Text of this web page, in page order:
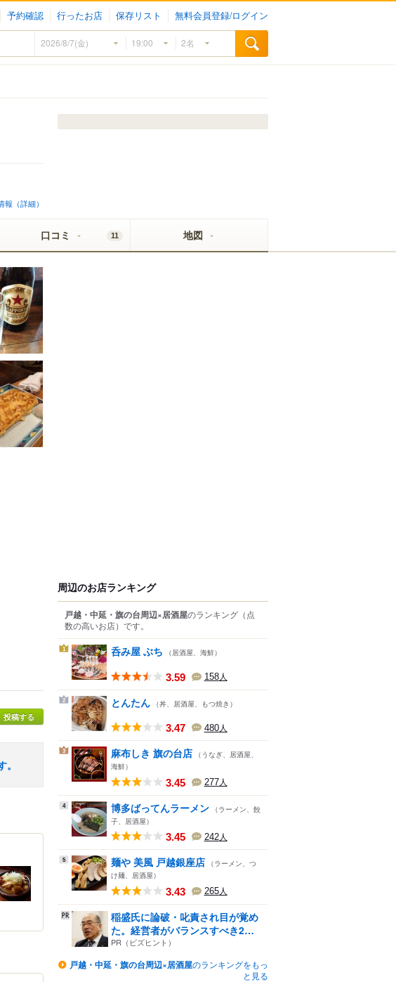
予約確認 行ったお店 保存リスト 無料会員登録/ログイン
報（詳細）
口コミ 11 地図
投稿する
周辺のお店ランキング
戸越・中延・旗の台周辺×居酒屋のランキング （点
数の高いお店） です。
1 呑み屋 ぶち （居酒屋、海鮮）
3.59 158人
2 とんたん （丼、居酒屋、もつ焼き）
3.47 480人
3 麻布しき 旗の台店 （うなぎ、居酒屋、
海鮮）
3.45 277人
4 博多ばってんラーメン （ラーメン、餃
子、居酒屋）
3.45 242人
5 麺や 美風 戸越銀座店 （ラーメン、つ
け麺、居酒屋）
3.43 265人
稲盛氏に論破・叱責され目が覚め
た。経営者がバランスすべき2
つ...
PR（ビズヒント）
戸越・中延・旗の台周辺×居酒屋のランキングをもっ
と見る